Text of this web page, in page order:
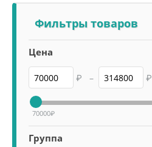
Фильтры товаров
Цена
₽ – ₽
70000₽
Группа